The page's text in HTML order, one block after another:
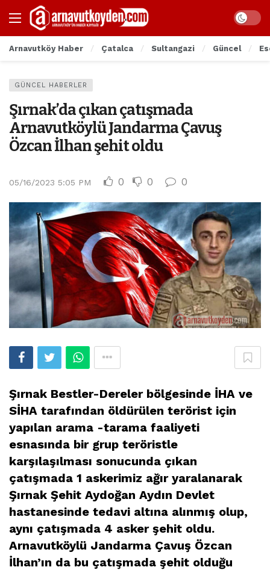
Arnavutköy Haber Çatalca Sultangazi Güncel
GÜNCEL HABERLER
Şırnak’da çıkan çatışmada
Arnavutköylü Jandarma Çavuş
Özcan İlhan şehit oldu
05/16/2023 5:05 PM 0 0 0
Şırnak Bestler-Dereler bölgesinde İHA ve
SİHA tarafından öldürülen terörist için
yapılan arama -tarama faaliyeti
esnasında bir grup teröristle
karşılaşılması sonucunda çıkan
çatışmada 1 askerimiz ağır yaralanarak
Şırnak Şehit Aydoğan Aydın Devlet
hastanesinde tedavi altına alınmış olup,
aynı çatışmada 4 asker şehit oldu.
Arnavutköylü Jandarma Çavuş Özcan
İlhan’ın da bu çatışmada şehit olduğu